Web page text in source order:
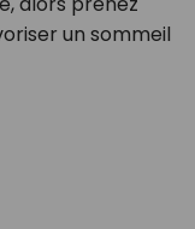
un sommeil